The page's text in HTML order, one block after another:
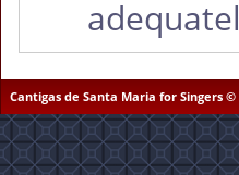
Cantigas de Santa Maria for Singers ©